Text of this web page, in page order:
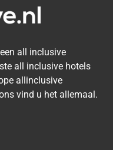
all inclusive
all inclusive hotels
allinclusive
vind u het allemaal.